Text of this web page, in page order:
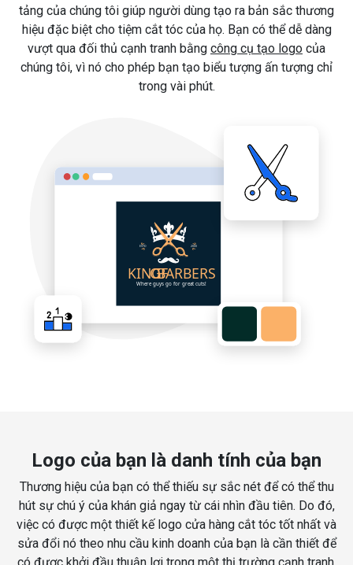
tảng của chúng tôi giúp người dùng tạo ra bản sắc thương
hiệu đặc biệt cho tiệm cắt tóc của họ. Bạn có thể dễ dàng
vượt qua đối thủ cạnh tranh bằng công cụ tạo logo của
chúng tôi, vì nó cho phép bạn tạo biểu tượng ấn tượng chỉ
trong vài phút.
Logo của bạn là danh tính của bạn
Thương hiệu của bạn có thể thiếu sự sắc nét để có thể thu
hút sự chú ý của khán giả ngay từ cái nhìn đầu tiên. Do đó,
việc có được một thiết kế logo cửa hàng cắt tóc tốt nhất và
sửa đổi nó theo nhu cầu kinh doanh của bạn là cần thiết để